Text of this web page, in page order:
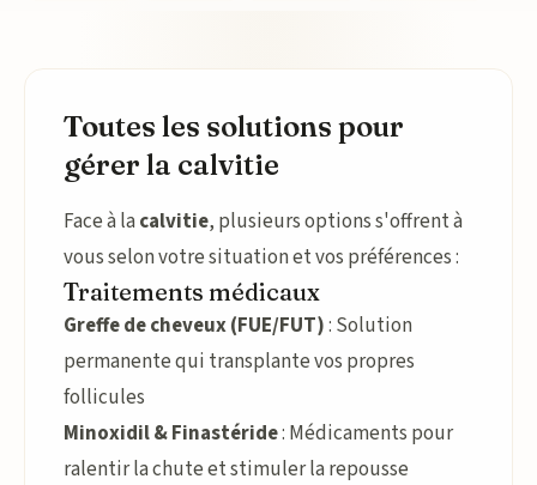
Toutes les solutions pour
gérer la calvitie
Face à la calvitie, plusieurs options s'offrent à
vous selon votre situation et vos préférences :
Traitements médicaux
Greffe de cheveux (FUE/FUT): Solution
permanente qui transplante vos propres
follicules
Minoxidil & Finastéride: Médicaments pour
ralentir la chute et stimuler la repousse